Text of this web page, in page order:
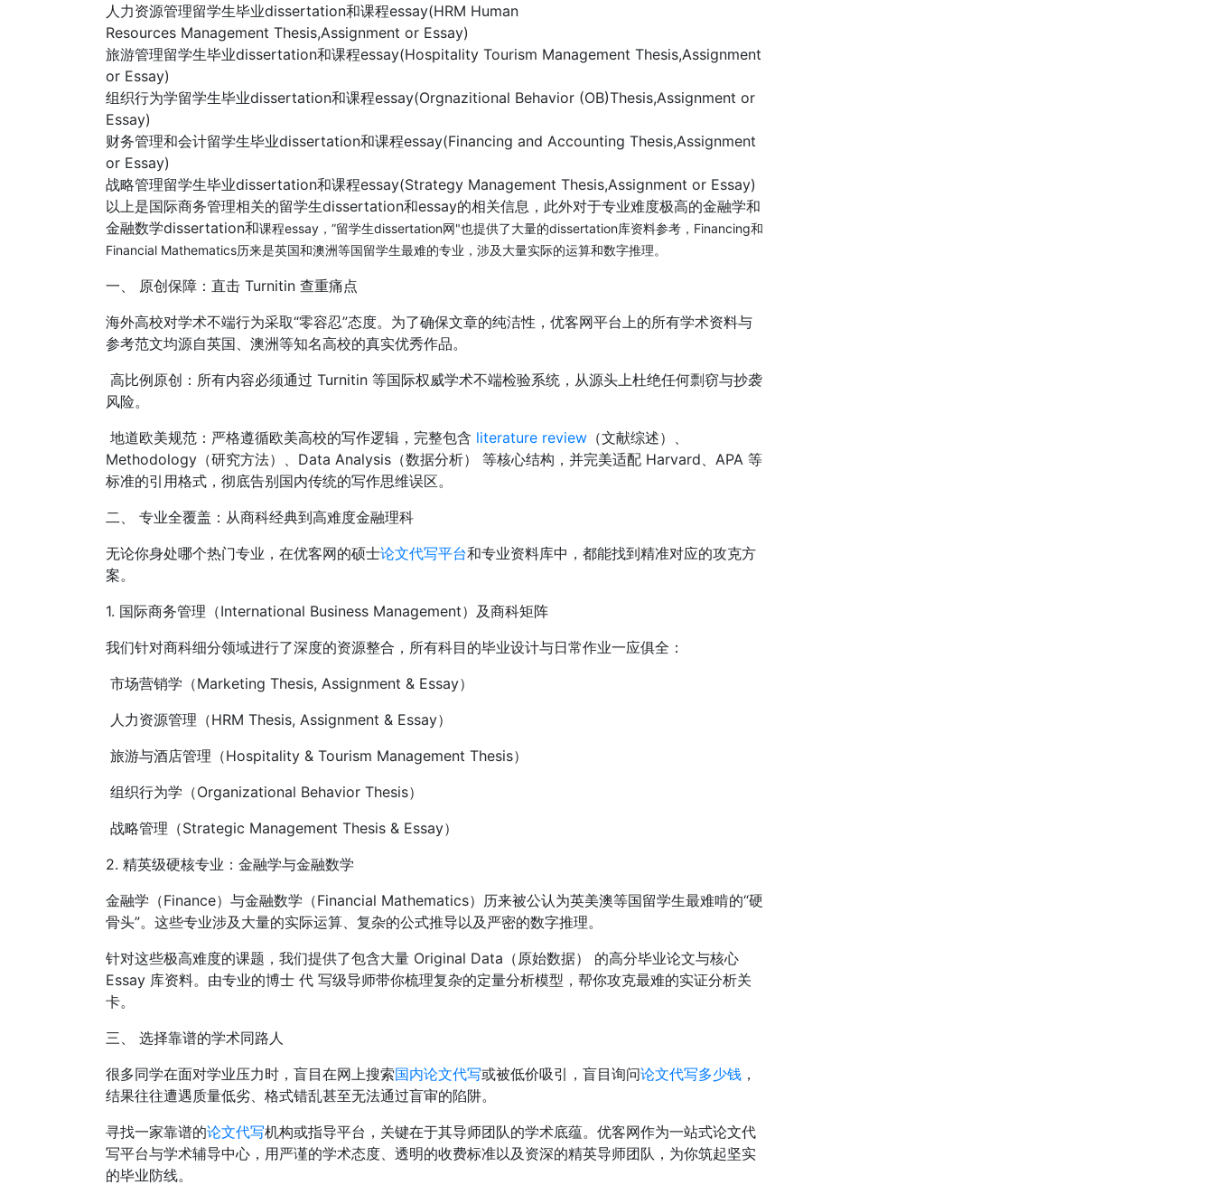
人力资源管理留学生毕业dissertation和课程essay(HRM Human
Resources Management Thesis,Assignment or Essay)
旅游管理留学生毕业dissertation和课程essay(Hospitality Tourism Management Thesis,Assignment
or Essay)
组织行为学留学生毕业dissertation和课程essay(Orgnazitional Behavior (OB)Thesis,Assignment or
Essay)
财务管理和会计留学生毕业dissertation和课程essay(Financing and Accounting Thesis,Assignment
or Essay)
战略管理留学生毕业dissertation和课程essay(Strategy Management Thesis,Assignment or Essay)
以上是国际商务管理相关的留学生dissertation和essay的相关信息，此外对于专业难度极高的金融学和
金融数学dissertation和课程essay，”留学生dissertation网"也提供了大量的dissertation库资料参考，Financing和
Financial Mathematics历来是英国和澳洲等国留学生最难的专业，涉及大量实际的运算和数字推理。
一、 原创保障：直击 Turnitin 查重痛点
海外高校对学术不端行为采取“零容忍”态度。为了确保文章的纯洁性，优客网平台上的所有学术资料与
参考范文均源自英国、澳洲等知名高校的真实优秀作品。
高比例原创：所有内容必须通过 Turnitin 等国际权威学术不端检验系统，从源头上杜绝任何剽窃与抄袭
风险。
地道欧美规范：严格遵循欧美高校的写作逻辑，完整包含 literature review （文献综述）、
Methodology（研究方法）、Data Analysis（数据分析） 等核心结构，并完美适配 Harvard、APA 等
标准的引用格式，彻底告别国内传统的写作思维误区。
二、 专业全覆盖：从商科经典到高难度金融理科
无论你身处哪个热门专业，在优客网的硕士论文代写平台和专业资料库中，都能找到精准对应的攻克方
案。
1. 国际商务管理（International Business Management）及商科矩阵
我们针对商科细分领域进行了深度的资源整合，所有科目的毕业设计与日常作业一应俱全：
市场营销学（Marketing Thesis, Assignment & Essay）
人力资源管理（HRM Thesis, Assignment & Essay）
旅游与酒店管理（Hospitality & Tourism Management Thesis）
组织行为学（Organizational Behavior Thesis）
战略管理（Strategic Management Thesis & Essay）
2. 精英级硬核专业：金融学与金融数学
金融学（Finance）与金融数学（Financial Mathematics）历来被公认为英美澳等国留学生最难啃的“硬
骨头”。这些专业涉及大量的实际运算、复杂的公式推导以及严密的数字推理。
针对这些极高难度的课题，我们提供了包含大量 Original Data（原始数据） 的高分毕业论文与核心
Essay 库资料。由专业的博士 代 写级导师带你梳理复杂的定量分析模型，帮你攻克最难的实证分析关
卡。
三、 选择靠谱的学术同路人
很多同学在面对学业压力时，盲目在网上搜索国内论文代写或被低价吸引，盲目询问论文代写多少钱 ，
结果往往遭遇质量低劣、格式错乱甚至无法通过盲审的陷阱。
寻找一家靠谱的论文代写机构或指导平台，关键在于其导师团队的学术底蕴。优客网作为一站式论文代
写平台与学术辅导中心，用严谨的学术态度、透明的收费标准以及资深的精英导师团队，为你筑起坚实
的毕业防线。